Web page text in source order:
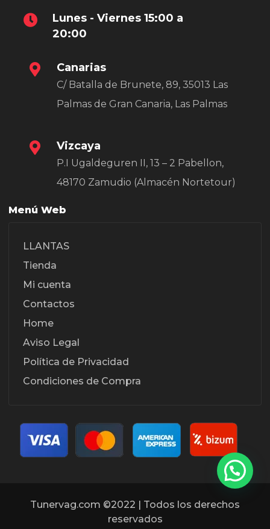
Lunes - Viernes 15:00 a
20:00
Canarias
C/ Batalla de Brunete, 89, 35013 Las
Palmas de Gran Canaria, Las Palmas
Vizcaya
P.I Ugaldeguren II, 13 – 2 Pabellon,
48170 Zamudio (Almacén Nortetour)
Menú Web
LLANTAS
Tienda
Mi cuenta
Contactos
Home
Aviso Legal
Política de Privacidad
Condiciones de Compra
Tunervag.com ©2022 | Todos los derechos
reservados